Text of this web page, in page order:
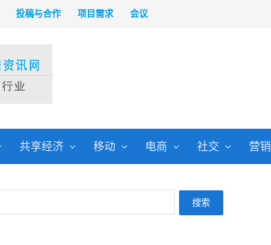
投稿与合作 项目需求 会议
共享经济 移动 电商 社交 营销